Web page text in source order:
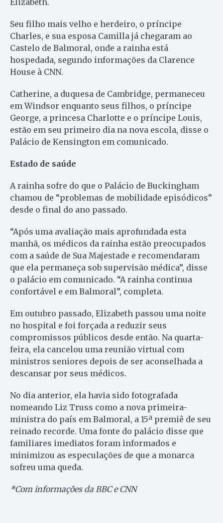
Seu filho mais velho e herdeiro, o príncipe
Charles, e sua esposa Camilla já chegaram ao
Castelo de Balmoral, onde a rainha está
hospedada, segundo informações da Clarence
House à CNN.
Catherine, a duquesa de Cambridge, permaneceu
em Windsor enquanto seus filhos, o príncipe
George, a princesa Charlotte e o príncipe Louis,
estão em seu primeiro dia na nova escola, disse o
Palácio de Kensington em comunicado.
Estado de saúde
A rainha sofre do que o Palácio de Buckingham
chamou de “problemas de mobilidade episódicos”
desde o final do ano passado.
“Após uma avaliação mais aprofundada esta
manhã, os médicos da rainha estão preocupados
com a saúde de Sua Majestade e recomendaram
que ela permaneça sob supervisão médica”, disse
o palácio em comunicado. “A rainha continua
confortável e em Balmoral”, completa.
Em outubro passado, Elizabeth passou uma noite
no hospital e foi forçada a reduzir seus
compromissos públicos desde então. Na quarta-
feira, ela cancelou uma reunião virtual com
ministros seniores depois de ser aconselhada a
descansar por seus médicos.
No dia anterior, ela havia sido fotografada
nomeando Liz Truss como a nova primeira-
ministra do país em Balmoral, a 15ª premiê de seu
reinado recorde. Uma fonte do palácio disse que
familiares imediatos foram informados e
minimizou as especulações de que a monarca
sofreu uma queda.
*Com informações da BBC e CNN